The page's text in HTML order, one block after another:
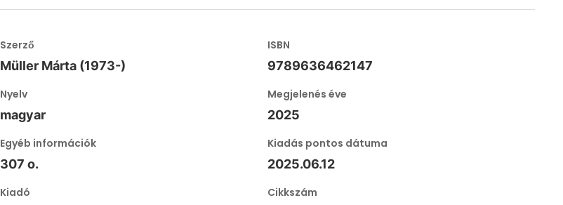
Szerző
Müller Márta (1973-)
ISBN
9789636462147
Nyelv
magyar
Megjelenés éve
2025
Egyéb információk
307 o.
Kiadás pontos dátuma
2025.06.12
Kiadó Cikkszám